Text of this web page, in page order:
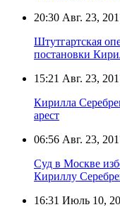
20:30 Авг. 23,
Штутгартская
постановки
15:21 Авг. 23,
Кирилла
арест
06:56 Авг. 23,
Суд в Москве
Кириллу
16:31 Июль 10,